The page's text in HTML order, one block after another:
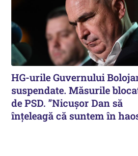
HG-urile Guvernului
suspendate. Măsurile
de PSD. ”Nicușor Dan să
înțeleagă că suntem în